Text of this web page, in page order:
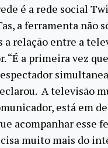
é a rede social
a ferramenta não
relação entre a
“É a primeira vez
A televisão
está em
acompanhar esse
muito mais do